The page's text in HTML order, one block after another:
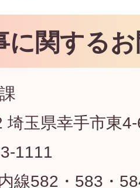
に関する
埼玉県幸手市東
1111
線582・583・